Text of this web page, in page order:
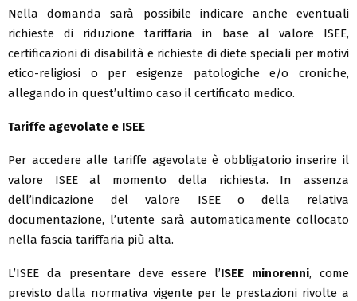
Nella domanda sarà possibile indicare anche eventuali
richieste di riduzione tariffaria in base al valore ISEE,
certificazioni di disabilità e richieste di diete speciali per motivi
etico-religiosi o per esigenze patologiche e/o croniche,
allegando in quest’ultimo caso il certificato medico.
Tariffe agevolate e ISEE
Per accedere alle tariffe agevolate è obbligatorio inserire il
valore ISEE al momento della richiesta. In assenza
dell’indicazione del valore ISEE o della relativa
documentazione, l’utente sarà automaticamente collocato
nella fascia tariffaria più alta.
L’ISEE da presentare deve essere l’ISEE minorenni, come
previsto dalla normativa vigente per le prestazioni rivolte a